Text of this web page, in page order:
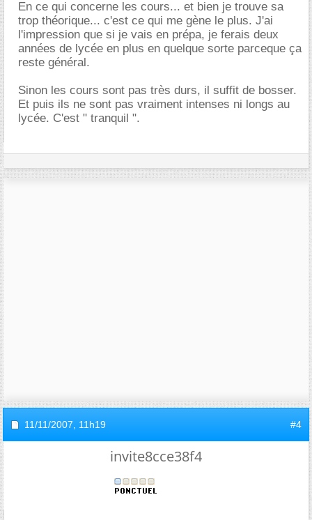
En ce qui concerne les cours... et bien je trouve sa
trop théorique... c'est ce qui me gène le plus. J'ai
l'impression que si je vais en prépa, je ferais deux
années de lycée en plus en quelque sorte parceque ça
reste général.
Sinon les cours sont pas très durs, il suffit de bosser.
Et puis ils ne sont pas vraiment intenses ni longs au
lycée. C'est " tranquil ".
11/11/2007, 11h19 #4
invite8cce38f4